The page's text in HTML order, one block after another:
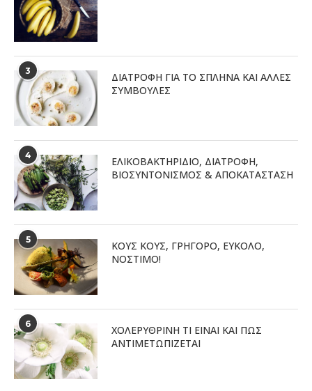
3
ΔΙΑΤΡΟΦΉ ΓΙΑ ΤΟ ΣΠΛΉΝΑ ΚΑΙ ΆΛΛΕΣ
ΣΥΜΒΟΥΛΈΣ
4
ΕΛΙΚΟΒΑΚΤΗΡΊΔΙΟ, ΔΙΑΤΡΟΦΉ,
ΒΙΟΣΥΝΤΟΝΙΣΜΌΣ & ΑΠΟΚΑΤΆΣΤΑΣΗ
5
ΚΟΥΣ ΚΟΥΣ, ΓΡΗΓΟΡΟ, ΕΥΚΟΛΟ,
ΝΟΣΤΙΜΟ!
6
ΧΟΛΕΡΥΘΡΙΝΗ ΤΙ ΕΙΝΑΙ ΚΑΙ ΠΩΣ
ΑΝΤΙΜΕΤΩΠΙΖΕΤΑΙ